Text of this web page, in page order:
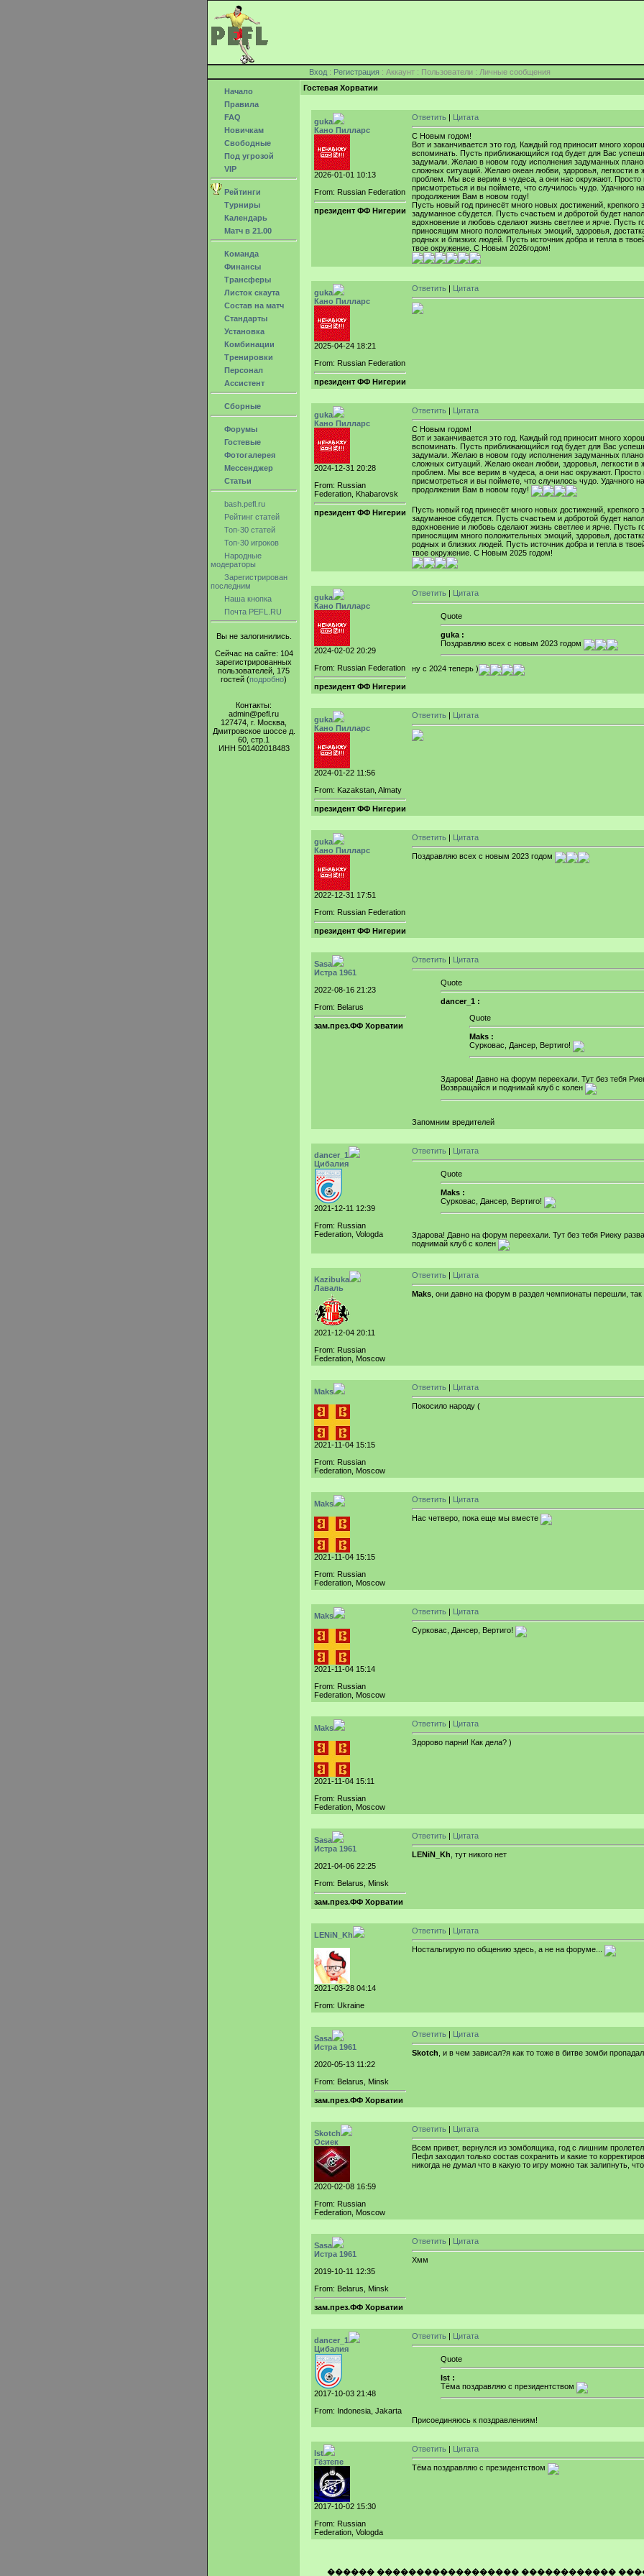
Вход : Регистрация : Аккаунт : Пользователи : Личные сообщения
Начало
Правила
FAQ
Новичкам
Свободные
Под угрозой
VIP
Рейтинги
Турниры
Календарь
Матч в 21.00
Команда
Финансы
Трансферы
Листок скаута
Состав на матч
Стандарты
Установка
Комбинации
Тренировки
Персонал
Ассистент
Сборные
Форумы
Гостевые
Фотогалерея
Мессенджер
Статьи
bash.pefl.ru
Рейтинг статей
Топ-30 статей
Топ-30 игроков
Народные
модераторы
Зарегистрирован
последним
Наша кнопка
Почта PEFL.RU
Вы не залогинились.
Сейчас на сайте: 104
зарегистрированных
пользователей, 175
гостей (подробно)
Контакты:
admin@pefl.ru
127474, г. Москва,
Дмитровское шоссе д.
60, стр.1
ИНН 501402018483
Гостевая Хорватии
guka
Кано Пилларс
2026-01-01 10:13
From: Russian Federation
президент ФФ Нигерии
Ответить | Цитата
С Новым годом!
Вот и заканчивается это год. Каждый год приносит много
вспоминать. Пусть приближающийся год будет для Вас
задумали. Желаю в новом году исполнения задуманных
сложных ситуаций. Желаю океан любви, здоровья, легкости в
проблем. Мы все верим в чудеса, а они нас окружают. Просто
присмотреться и вы поймете, что случилось чудо. Удачного
продолжения Вам в новом году!
Пусть новый год принесёт много новых достижений, крепкого
задуманное сбудется. Пусть счастьем и добротой будет
вдохновение и любовь сделают жизнь светлее и ярче. Пусть
приносящим много положительных эмоций, здоровья,
родных и близких людей. Пусть источник добра и тепла в
твое окружение. С Новым 2026годом!
guka
Кано Пилларс
2025-04-24 18:21
From: Russian Federation
президент ФФ Нигерии
Ответить | Цитата
guka
Кано Пилларс
2024-12-31 20:28
From: Russian
Federation, Khabarovsk
президент ФФ Нигерии
Ответить | Цитата
С Новым годом!
Вот и заканчивается это год. Каждый год приносит много
вспоминать. Пусть приближающийся год будет для Вас
задумали. Желаю в новом году исполнения задуманных
сложных ситуаций. Желаю океан любви, здоровья, легкости в
проблем. Мы все верим в чудеса, а они нас окружают. Просто
присмотреться и вы поймете, что случилось чудо. Удачного
продолжения Вам в новом году!
Пусть новый год принесёт много новых достижений, крепкого
задуманное сбудется. Пусть счастьем и добротой будет
вдохновение и любовь сделают жизнь светлее и ярче. Пусть
приносящим много положительных эмоций, здоровья,
родных и близких людей. Пусть источник добра и тепла в
твое окружение. С Новым 2025 годом!
guka
Кано Пилларс
2024-02-02 20:29
From: Russian Federation
президент ФФ Нигерии
Ответить | Цитата
Quote
guka :
Поздравляю всех с новым 2023 годом
ну с 2024 теперь )
guka
Кано Пилларс
2024-01-22 11:56
From: Kazakstan, Almaty
президент ФФ Нигерии
Ответить | Цитата
guka
Кано Пилларс
2022-12-31 17:51
From: Russian Federation
президент ФФ Нигерии
Ответить | Цитата
Поздравляю всех с новым 2023 годом
Sasa
Истра 1961
2022-08-16 21:23
From: Belarus
зам.през.ФФ Хорватии
Ответить | Цитата
Quote
dancer_1 :
Quote
Maks :
Сурковас, Дансер, Вертиго!
Здарова! Давно на форум переехали. Тут без тебя
Возвращайся и поднимай клуб с колен
Запомним вредителей
dancer_1
Цибалия
2021-12-11 12:39
From: Russian
Federation, Vologda
Ответить | Цитата
Quote
Maks :
Сурковас, Дансер, Вертиго!
Здарова! Давно на форум переехали. Тут без тебя Риеку
поднимай клуб с колен
Kazibuka
Лаваль
2021-12-04 20:11
From: Russian
Federation, Moscow
Ответить | Цитата
Maks , они давно на форум в раздел чемпионаты перешли,
Maks
2021-11-04 15:15
From: Russian
Federation, Moscow
Ответить | Цитата
Покосило народу (
Maks
2021-11-04 15:15
From: Russian
Federation, Moscow
Ответить | Цитата
Нас четверо, пока еще мы вместе
Maks
2021-11-04 15:14
From: Russian
Federation, Moscow
Ответить | Цитата
Сурковас, Дансер, Вертиго!
Maks
2021-11-04 15:11
From: Russian
Federation, Moscow
Ответить | Цитата
Здорово парни! Как дела? )
Sasa
Истра 1961
2021-04-06 22:25
From: Belarus, Minsk
зам.през.ФФ Хорватии
Ответить | Цитата
LENiN_Kh , тут никого нет
LENiN_Kh
2021-03-28 04:14
From: Ukraine
Ответить | Цитата
Ностальгирую по общению здесь, а не на форуме...
Sasa
Истра 1961
2020-05-13 11:22
From: Belarus, Minsk
зам.през.ФФ Хорватии
Ответить | Цитата
Skotch , и в чем зависал?я как то тоже в битве зомби пропадал
Skotch
Осиек
2020-02-08 16:59
From: Russian
Federation, Moscow
Ответить | Цитата
Всем привет, вернулся из зомбоящика, год с лишним
Пефл заходил только состав сохранить и какие то
никогда не думал что в какую то игру можно так залипнуть,
Sasa
Истра 1961
2019-10-11 12:35
From: Belarus, Minsk
зам.през.ФФ Хорватии
Ответить | Цитата
Хмм
dancer_1
Цибалия
2017-10-03 21:48
From: Indonesia, Jakarta
Ответить | Цитата
Quote
Ist :
Тёма поздравляю с президентством
Присоединяюсь к поздравлениям!
Ist
Гёзтепе
2017-10-02 15:30
From: Russian
Federation, Vologda
Ответить | Цитата
Тёма поздравляю с президентством
������ ������������������ ������������